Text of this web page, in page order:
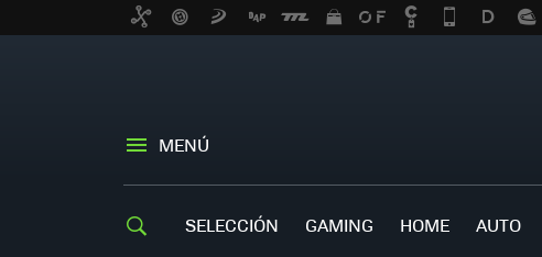
MENÚ
SELECCIÓN GAMING HOME AUTO